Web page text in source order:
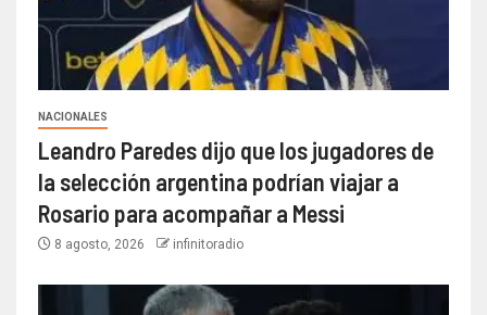
NACIONALES
Leandro Paredes dijo que los jugadores de
la selección argentina podrían viajar a
Rosario para acompañar a Messi
8 agosto, 2026 infinitoradio